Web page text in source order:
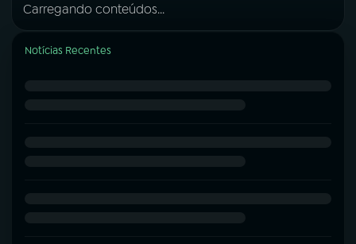
Carregando conteúdos...
Notícias Recentes